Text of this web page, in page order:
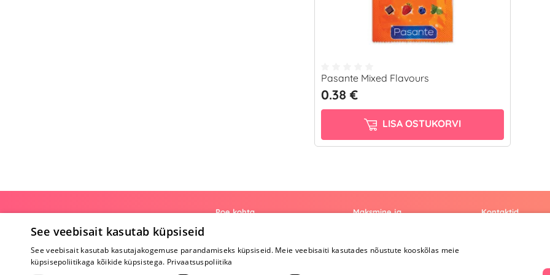
Pasante Mixed Flavours
0.38 €
LISA OSTUKORVI
Poe kohta
Koostöö
Tagasiside
Maksmine ja
Maksmine ja
Kontaktid
See veebisait kasutab küpsiseid
See veebisait kasutab kasutajakogemuse parandamiseks küpsiseid. Meie veebisaiti kasutades nõustute kooskõlas meie
küpsisepoliitikaga kõikide küpsistega. Privaatsuspoliitika